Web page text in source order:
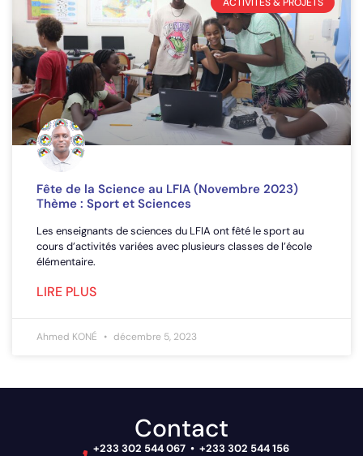
Fête de la Science au LFIA (Novembre 2023)
Thème : Sport et Sciences
Les enseignants de sciences du LFIA ont fêté le sport au
cours d’activités variées avec plusieurs classes de l’école
élémentaire.
LIRE PLUS
Ahmed KONÉ décembre 5, 2023
Contact
+233 302 544 067 • +233 302 544 156